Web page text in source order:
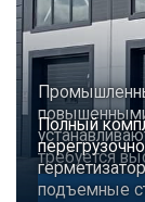
требуется
Полный
подъемные